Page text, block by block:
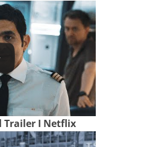
Trailer I Netflix